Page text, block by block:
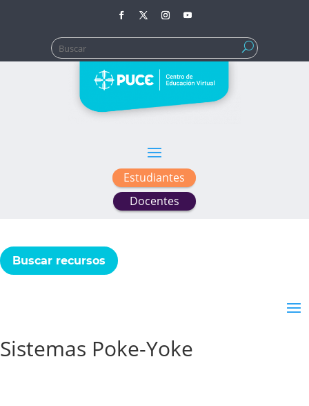
Buscar:
Estudiantes
Docentes
Buscar recursos
Sistemas Poke-Yoke